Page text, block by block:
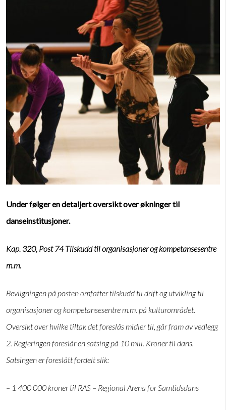
Under følger en detaljert oversikt over økninger til
danseinstitusjoner.
Kap. 320, Post 74 Tilskudd til organisasjoner og kompetansesentre
m.m.
Bevilgningen på posten omfatter tilskudd til drift og utvikling til
organisasjoner og kompetansesentre m.m. på kulturområdet.
Oversikt over hvilke tiltak det foreslås midler til, går fram av vedlegg
2. Regjeringen foreslår en satsing på 10 mill. Kroner til dans.
Satsingen er foreslått fordelt slik:
– 1 400 000 kroner til RAS – Regional Arena for Samtidsdans